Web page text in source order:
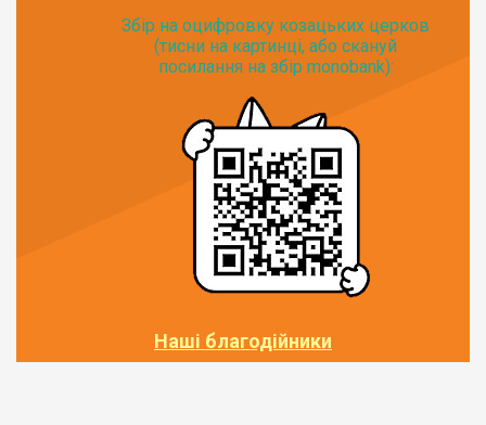
Збір на оцифровку козацьких церков
(тисни на картинці, або скануй
посилання на збір monobank):
Наші благодійники